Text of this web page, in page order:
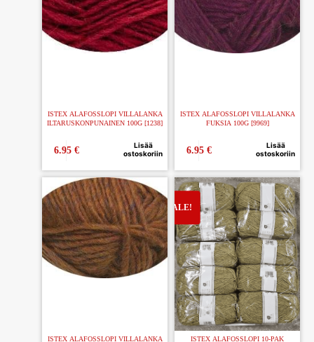
ISTEX ALAFOSSLOPI VILLALANKA
ILTARUSKONPUNAINEN 100G [1238]
6.95 €
Lisää
ostoskoriin
ISTEX ALAFOSSLOPI VILLALANKA
FUKSIA 100G [9969]
6.95 €
Lisää
ostoskoriin
ISTEX ALAFOSSLOPI VILLALANKA ISTEX ALAFOSSLOPI 10-PAK